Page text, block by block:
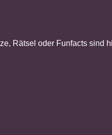
Rätsel oder Funfacts sind